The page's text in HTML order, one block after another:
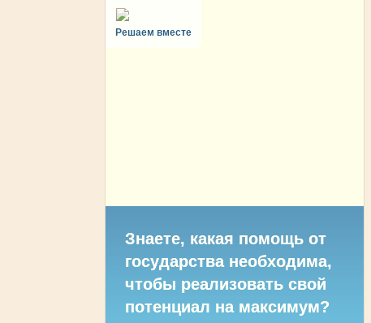
Решаем вместе
Знаете, какая помощь от
государства необходима,
чтобы реализовать свой
потенциал на максимум?